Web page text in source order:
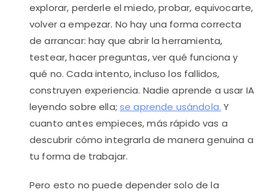
explorar, perderle el miedo, probar, equivocarte,
volver a empezar. No hay una forma correcta
de arrancar: hay que abrir la herramienta,
testear, hacer preguntas, ver qué funciona y
qué no. Cada intento, incluso los fallidos,
construyen experiencia. Nadie aprende a usar IA
leyendo sobre ella; se aprende usándola. Y
cuanto antes empieces, más rápido vas a
descubrir cómo integrarla de manera genuina a
tu forma de trabajar.
Pero esto no puede depender solo de la